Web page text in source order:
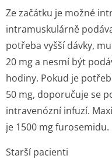
Ze začátku je možné
intramuskulárně
potřeba vyšší dávky,
20 mg a nesmí být
hodiny. Pokud je
50 mg, doporučuje se
intravenózní infuzí.
je 1500 mg furosemidu.
Starší pacienti